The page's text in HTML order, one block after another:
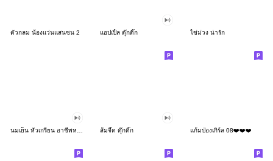
ตัวกลม น้องแว่นแสนซน 2 แอปเปิ้ล ดุ๊กดิ๊ก ไข่ม่วง น่ารัก
นมเย็น หัวเกรียน อาชีพหรรษา ส้มจี๊ด ดุ๊กดิ๊ก แก้มป่องเกิร์ล 08❤️❤️❤️